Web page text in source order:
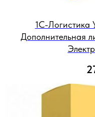
1С-Логистика
Дополнительная